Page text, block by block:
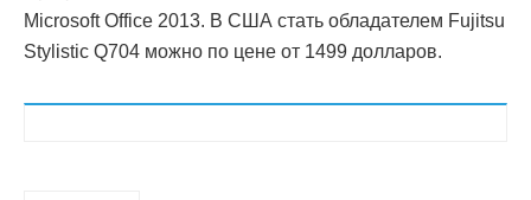
Microsoft Office 2013. В США стать обладателем Fujitsu
Stylistic Q704 можно по цене от 1499 долларов.